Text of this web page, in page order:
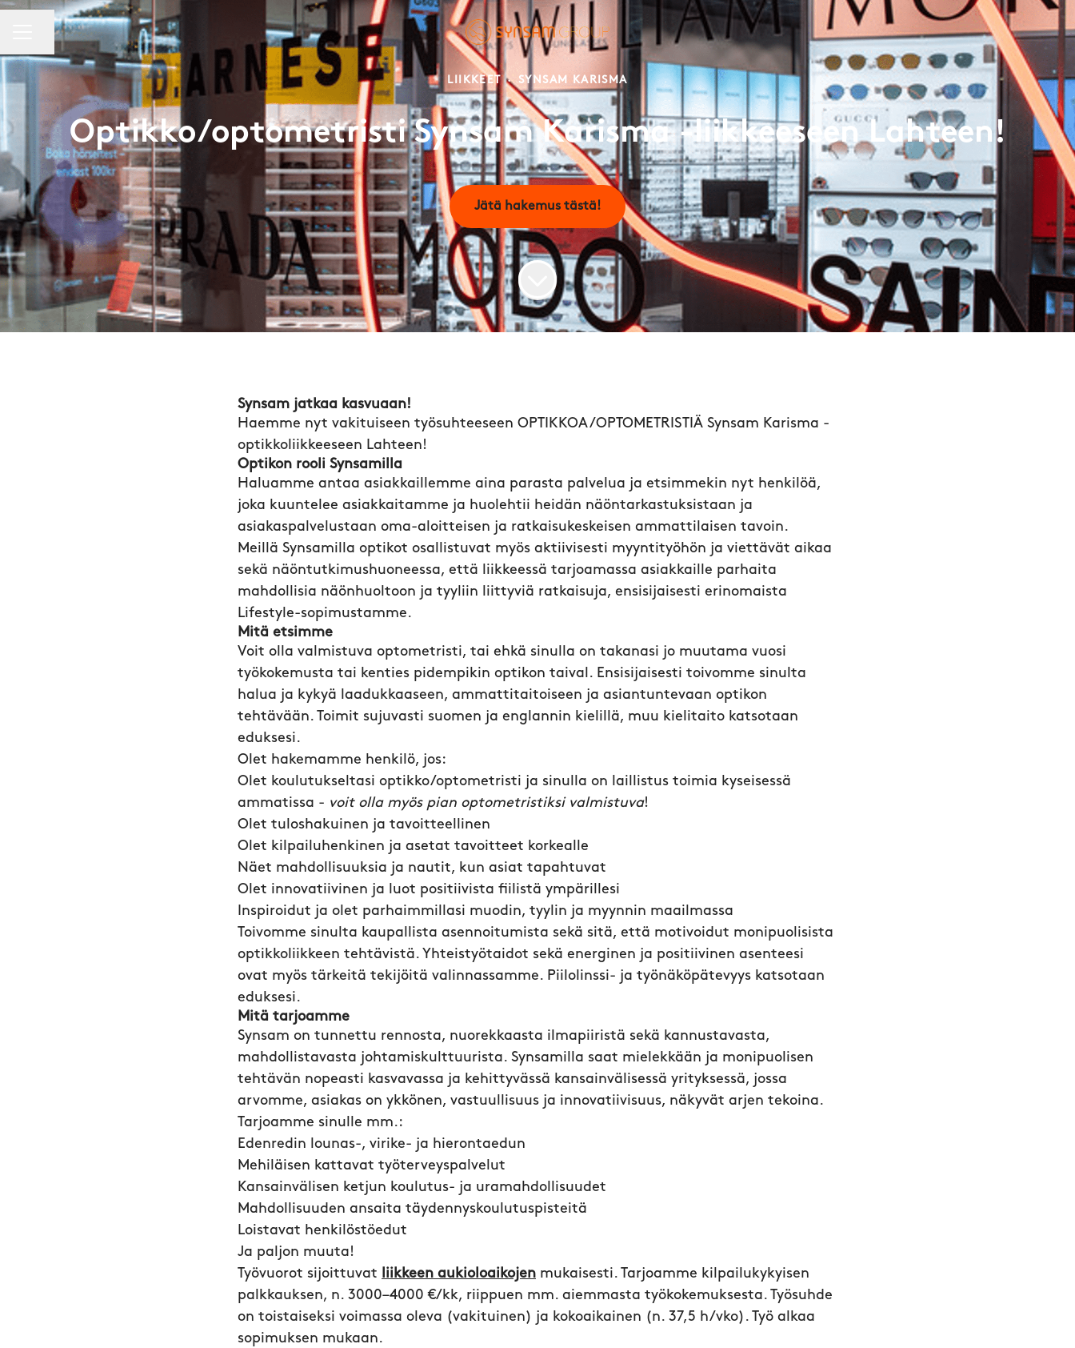
URAVALIKKO
Jaa sivu
LIIKKEET · SYNSAM KARISMA
Optikko/optometristi Synsam Karisma -liikkeeseen Lahteen!
Jätä hakemus tästä!
Synsam jatkaa kasvuaan!
Haemme nyt vakituiseen työsuhteeseen OPTIKKOA/OPTOMETRISTIÄ Synsam Karisma -
optikkoliikkeeseen Lahteen!
Optikon rooli Synsamilla
Haluamme antaa asiakkaillemme aina parasta palvelua ja etsimmekin nyt henkilöä,
joka kuuntelee asiakkaitamme ja huolehtii heidän näöntarkastuksistaan ja
asiakaspalvelustaan oma-aloitteisen ja ratkaisukeskeisen ammattilaisen tavoin.
Meillä Synsamilla optikot osallistuvat myös aktiivisesti myyntityöhön ja viettävät aikaa
sekä näöntutkimushuoneessa, että liikkeessä tarjoamassa asiakkaille parhaita
mahdollisia näönhuoltoon ja tyyliin liittyviä ratkaisuja, ensisijaisesti erinomaista
Lifestyle-sopimustamme.
Mitä etsimme
Voit olla valmistuva optometristi, tai ehkä sinulla on takanasi jo muutama vuosi
työkokemusta tai kenties pidempikin optikon taival. Ensisijaisesti toivomme sinulta
halua ja kykyä laadukkaaseen, ammattitaitoiseen ja asiantuntevaan optikon
tehtävään. Toimit sujuvasti suomen ja englannin kielillä, muu kielitaito katsotaan
eduksesi.
Olet hakemamme henkilö, jos:
Olet koulutukseltasi optikko/optometristi ja sinulla on laillistus toimia kyseisessä
ammatissa - voit olla myös pian optometristiksi valmistuva!
Olet tuloshakuinen ja tavoitteellinen
Olet kilpailuhenkinen ja asetat tavoitteet korkealle
Näet mahdollisuuksia ja nautit, kun asiat tapahtuvat
Olet innovatiivinen ja luot positiivista fiilistä ympärillesi
Inspiroidut ja olet parhaimmillasi muodin, tyylin ja myynnin maailmassa
Toivomme sinulta kaupallista asennoitumista sekä sitä, että motivoidut monipuolisista
optikkoliikkeen tehtävistä. Yhteistyötaidot sekä energinen ja positiivinen asenteesi
ovat myös tärkeitä tekijöitä valinnassamme. Piilolinssi- ja työnäköpätevyys katsotaan
eduksesi.
Mitä tarjoamme
Synsam on tunnettu rennosta, nuorekkaasta ilmapiiristä sekä kannustavasta,
mahdollistavasta johtamiskulttuurista. Synsamilla saat mielekkään ja monipuolisen
tehtävän nopeasti kasvavassa ja kehittyvässä kansainvälisessä yrityksessä, jossa
arvomme, asiakas on ykkönen, vastuullisuus ja innovatiivisuus, näkyvät arjen tekoina.
Tarjoamme sinulle mm.:
Edenredin lounas-, virike- ja hierontaedun
Mehiläisen kattavat työterveyspalvelut
Kansainvälisen ketjun koulutus- ja uramahdollisuudet
Mahdollisuuden ansaita täydennyskoulutuspisteitä
Loistavat henkilöstöedut
Ja paljon muuta!
Työvuorot sijoittuvat liikkeen aukioloaikojen mukaisesti. Tarjoamme kilpailukykyisen
palkkauksen, n. 3000–4000 €/kk, riippuen mm. aiemmasta työkokemuksesta. Työsuhde
on toistaiseksi voimassa oleva (vakituinen) ja kokoaikainen (n. 37,5 h/vko). Työ alkaa
sopimuksen mukaan.